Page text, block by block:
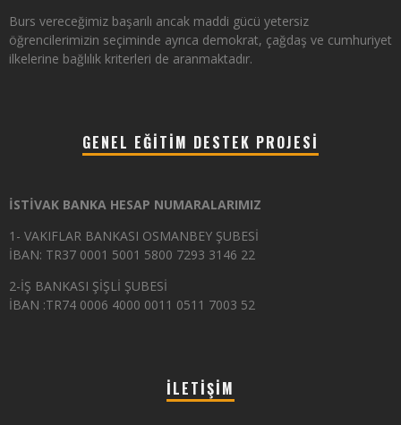
Burs vereceğimiz başarılı ancak maddi gücü yetersiz
öğrencilerimizin seçiminde ayrıca demokrat, çağdaş ve cumhuriyet
ilkelerine bağlılık kriterleri de aranmaktadır.
GENEL EĞITIM DESTEK PROJESI
İSTİVAK BANKA HESAP NUMARALARIMIZ
1- VAKIFLAR BANKASI OSMANBEY ŞUBESİ
İBAN: TR37 0001 5001 5800 7293 3146 22
2-İŞ BANKASI ŞİŞLİ ŞUBESİ
İBAN :TR74 0006 4000 0011 0511 7003 52
İLETIŞIM